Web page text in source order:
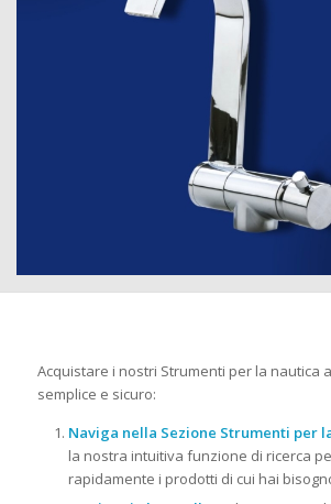
Acquistare i nostri Strumenti per la nautica
semplice e sicuro:
Naviga nella Sezione Strumenti per
la nostra intuitiva funzione di ricerca
rapidamente i prodotti di cui hai